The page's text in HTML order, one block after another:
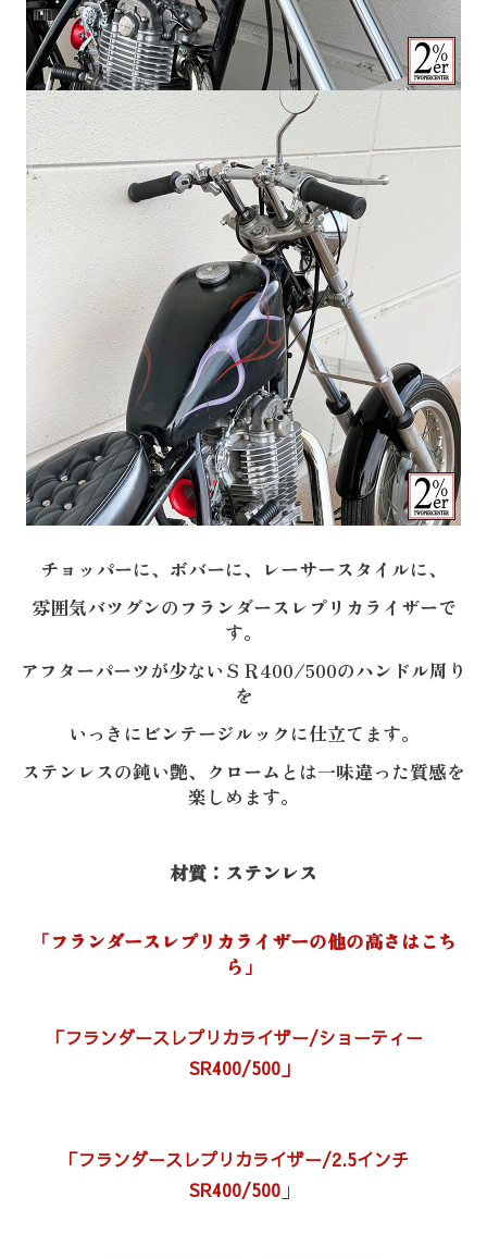
お買い物を続ける カートへ進む
チョッパーに、ボバーに、レーサースタイルに、
雰囲気バツグンのフランダースレプリカライザーで
す。
アフターパーツが少ないＳＲ400/500のハンドル周り
を
いっきにビンテージルックに仕立てます。
ステンレスの鈍い艶、クロームとは一味違った質感を
楽しめます。
材質：ステンレス
「フランダースレプリカライザーの他の高さはこち
ら」
「フランダースレプリカライザー/ショーティー
SR400/500」
「フランダースレプリカライザー/2.5インチ
SR400/500 」